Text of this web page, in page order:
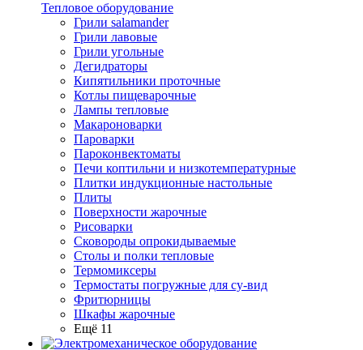
Тепловое оборудование
Грили salamander
Грили лавовые
Грили угольные
Дегидраторы
Кипятильники проточные
Котлы пищеварочные
Лампы тепловые
Макароноварки
Пароварки
Пароконвектоматы
Печи коптильни и низкотемпературные
Плитки индукционные настольные
Плиты
Поверхности жарочные
Рисоварки
Сковороды опрокидываемые
Столы и полки тепловые
Термомиксеры
Термостаты погружные для су-вид
Фритюрницы
Шкафы жарочные
Ещё 11